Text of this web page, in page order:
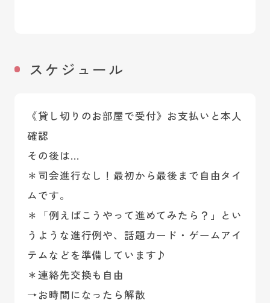
スケジュール
《貸し切りのお部屋で受付》お支払いと本人
確認
その後は…
＊司会進行なし！最初から最後まで自由タイ
ムです。
＊「例えばこうやって進めてみたら？」とい
うような進行例や、話題カード・ゲームアイ
テムなどを準備しています♪
＊連絡先交換も自由
→お時間になったら解散